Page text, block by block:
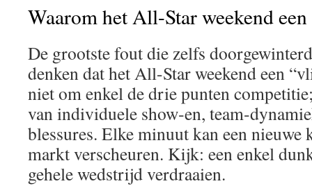
Waarom het All-Star weekend
De grootste fout die zelfs
denken dat het All-Star weekend een
niet om enkel de drie punten
van individuele show‑en,
blessures. Elke minuut kan een nieuwe
markt verscheuren. Kijk: een enkel
gehele wedstrijd verdraaien.